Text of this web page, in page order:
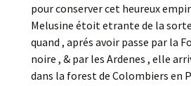
pour conserver cet heureux
Melusine étoit etrante de la
quand , aprés avoir passe par la
noire , & par les Ardenes , elle
dans la forest de Colombiers en